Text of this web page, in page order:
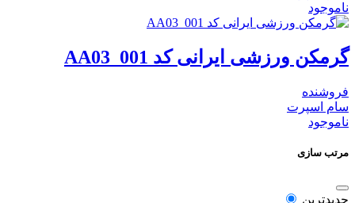
ناموجود
گرمکن ورزشی ایرانی کد AA03_001
فروشنده
سام اسپرت
ناموجود
مرتب سازی
جدیدترین